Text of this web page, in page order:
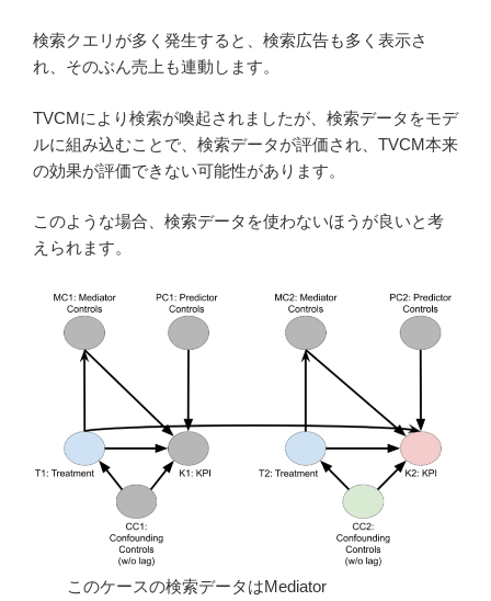
検索クエリが多く発生すると、検索広告も多く表示さ
れ、そのぶん売上も連動します。
TVCMにより検索が喚起されましたが、検索データをモデ
ルに組み込むことで、検索データが評価され、TVCM本来
の効果が評価できない可能性があります。
このような場合、検索データを使わないほうが良いと考
えられます。
このケースの検索データはMediator